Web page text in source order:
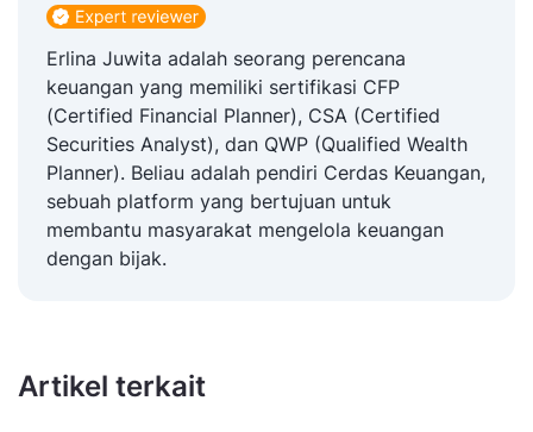
Erlina Juwita adalah seorang perencana
keuangan yang memiliki sertifikasi CFP
(Certified Financial Planner), CSA (Certified
Securities Analyst), dan QWP (Qualified Wealth
Planner). Beliau adalah pendiri Cerdas Keuangan,
sebuah platform yang bertujuan untuk
membantu masyarakat mengelola keuangan
dengan bijak.
Artikel terkait